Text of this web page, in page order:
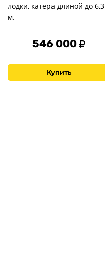
лодки, катера длиной до 6,3
м.
546 000
Купить